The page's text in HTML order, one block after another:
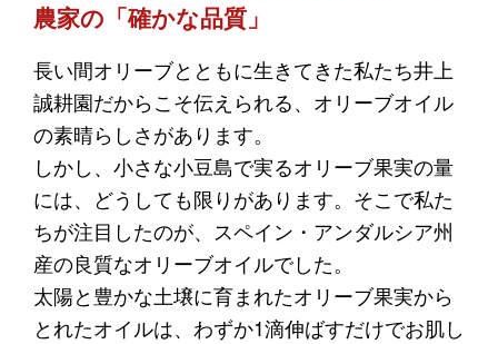
農家の「確かな品質」
長い間オリーブとともに生きてきた私たち井上
誠耕園だからこそ伝えられる、オリーブオイル
の素晴らしさがあります。
しかし、小さな小豆島で実るオリーブ果実の量
には、どうしても限りがあります。そこで私た
ちが注目したのが、スペイン・アンダルシア州
産の良質なオリーブオイルでした。
太陽と豊かな土壌に育まれたオリーブ果実から
とれたオイルは、わずか1滴伸ばすだけでお肌し